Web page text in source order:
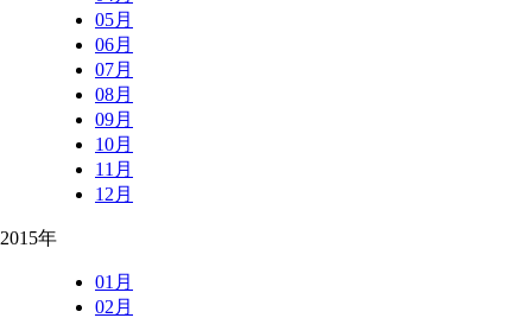
05月
06月
07月
08月
09月
10月
11月
12月
2015年
01月
02月